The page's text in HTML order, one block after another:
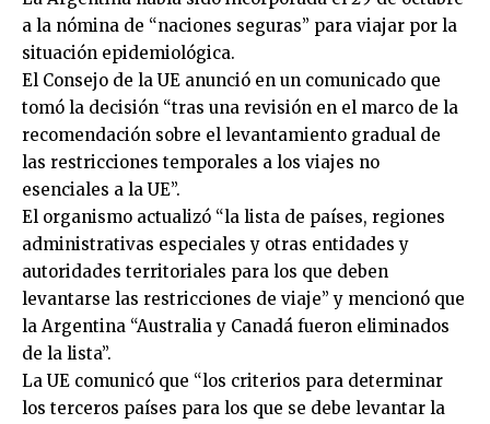
a la nómina de “naciones seguras” para viajar por la
situación epidemiológica.
El Consejo de la UE anunció en un comunicado que
tomó la decisión “tras una revisión en el marco de la
recomendación sobre el levantamiento gradual de
las restricciones temporales a los viajes no
esenciales a la UE”.
El organismo actualizó “la lista de países, regiones
administrativas especiales y otras entidades y
autoridades territoriales para los que deben
levantarse las restricciones de viaje” y mencionó que
la Argentina “Australia y Canadá fueron eliminados
de la lista”.
La UE comunicó que “los criterios para determinar
los terceros países para los que se debe levantar la